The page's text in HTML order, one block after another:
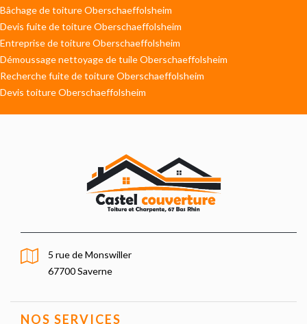
Bâchage de toiture Oberschaeffolsheim
Devis fuite de toiture Oberschaeffolsheim
Entreprise de toiture Oberschaeffolsheim
Démoussage nettoyage de tuile Oberschaeffolsheim
Recherche fuite de toiture Oberschaeffolsheim
Devis toiture Oberschaeffolsheim
5 rue de Monswiller
67700 Saverne
NOS SERVICES